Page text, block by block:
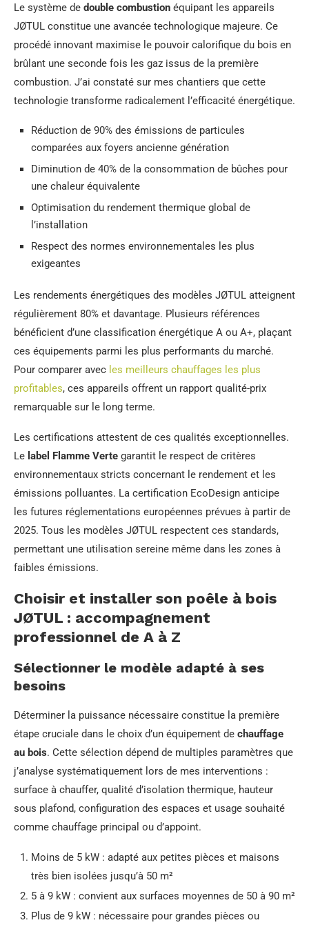
Le système de double combustion équipant les appareils
JØTUL constitue une avancée technologique majeure. Ce
procédé innovant maximise le pouvoir calorifique du bois en
brûlant une seconde fois les gaz issus de la première
combustion. J’ai constaté sur mes chantiers que cette
technologie transforme radicalement l’efficacité énergétique.
Réduction de 90% des émissions de particules
comparées aux foyers ancienne génération
Diminution de 40% de la consommation de bûches pour
une chaleur équivalente
Optimisation du rendement thermique global de
l’installation
Respect des normes environnementales les plus
exigeantes
Les rendements énergétiques des modèles JØTUL atteignent
régulièrement 80% et davantage. Plusieurs références
bénéficient d’une classification énergétique A ou A+, plaçant
ces équipements parmi les plus performants du marché.
Pour comparer avec les meilleurs chauffages les plus
profitables, ces appareils offrent un rapport qualité-prix
remarquable sur le long terme.
Les certifications attestent de ces qualités exceptionnelles.
Le label Flamme Verte garantit le respect de critères
environnementaux stricts concernant le rendement et les
émissions polluantes. La certification EcoDesign anticipe
les futures réglementations européennes prévues à partir de
2025. Tous les modèles JØTUL respectent ces standards,
permettant une utilisation sereine même dans les zones à
faibles émissions.
Choisir et installer son poêle à bois
JØTUL : accompagnement
professionnel de A à Z
Sélectionner le modèle adapté à ses
besoins
Déterminer la puissance nécessaire constitue la première
étape cruciale dans le choix d’un équipement de chauffage
au bois. Cette sélection dépend de multiples paramètres que
j’analyse systématiquement lors de mes interventions :
surface à chauffer, qualité d’isolation thermique, hauteur
sous plafond, configuration des espaces et usage souhaité
comme chauffage principal ou d’appoint.
Moins de 5 kW : adapté aux petites pièces et maisons
très bien isolées jusqu’à 50 m²
5 à 9 kW : convient aux surfaces moyennes de 50 à 90 m²
Plus de 9 kW : nécessaire pour grandes pièces ou